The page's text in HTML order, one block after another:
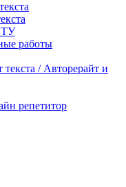
работы
/ Авторерайт и
репетитор